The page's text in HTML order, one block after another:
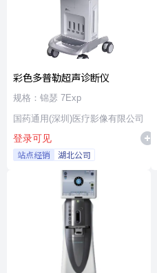
彩色多普勒超声诊断仪
规格：锦瑟 7Exp
国药通用(深圳)医疗影像有限公司
登录可见
站点经销 湖北公司